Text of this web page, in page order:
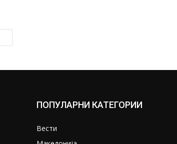
ПОПУЛАРНИ КАТЕГОРИИ
Вести